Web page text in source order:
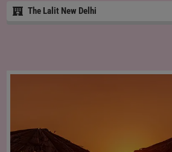
The Lalit New Delhi